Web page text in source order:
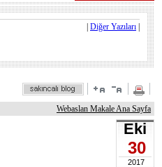
Diğer Yazıları
Webaslan Makale Ana Sayfa
Eki
30
2017